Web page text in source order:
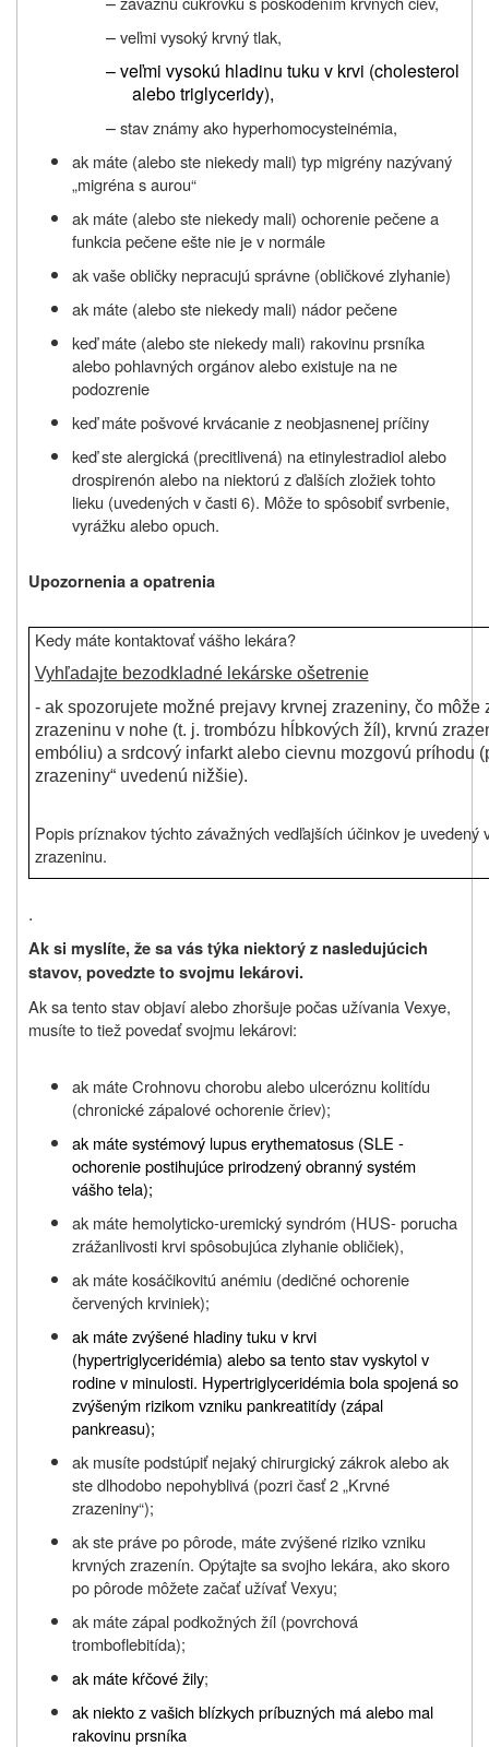
–veľmi vysoký krvný tlak,
–veľmi vysokú hladinu tuku v krvi (cholesterol
alebo triglyceridy),
–stav známy ako hyperhomocysteinémia,
ak máte (alebo ste niekedy mali) typ migrény nazývaný
„migréna s aurou“
ak máte (alebo ste niekedy mali) ochorenie pečene a
funkcia pečene ešte nie je v normále
ak vaše obličky nepracujú správne (obličkové zlyhanie)
ak máte (alebo ste niekedy mali) nádor pečene
keď máte (alebo ste niekedy mali) rakovinu prsníka
alebo pohlavných orgánov alebo existuje na ne
podozrenie
keď máte pošvové krvácanie z neobjasnenej príčiny
keď ste alergická (precitlivená) na etinylestradiol alebo
drospirenón alebo na niektorú z ďalších zložiek tohto
lieku (uvedených v časti 6). Môže to spôsobiť svrbenie,
vyrážku alebo opuch.
Upozornenia a opatrenia
Kedy máte kontaktovať vášho lekára?
Vyhľadajte bezodkladné lekárske ošetrenie
- ak spozorujete možné prejavy krvnej zrazeniny, čo môže
zrazeninu v nohe (t. j. trombózu hĺbkových žíl), krvnú
embóliu) a srdcový infarkt alebo cievnu mozgovú príhodu
zrazeniny“ uvedenú nižšie).
Popis príznakov týchto závažných vedľajších účinkov je uvedený
zrazeninu.
.
Ak si myslíte, že sa vás týka niektorý z nasledujúcich
stavov, povedzte to svojmu lekárovi.
Ak sa tento stav objaví alebo zhoršuje počas užívania Vexye,
musíte to tiež povedať svojmu lekárovi:
ak máte Crohnovu chorobu alebo ulceróznu kolitídu
(chronické zápalové ochorenie čriev);
ak máte systémový lupus erythematosus (SLE -
ochorenie postihujúce prirodzený obranný systém
vášho tela);
ak máte hemolyticko-uremický syndróm (HUS- porucha
zrážanlivosti krvi spôsobujúca zlyhanie obličiek),
ak máte kosáčikovitú anémiu (dedičné ochorenie
červených krviniek);
ak máte zvýšené hladiny tuku v krvi
(hypertriglyceridémia) alebo sa tento stav vyskytol v
rodine v minulosti. Hypertriglyceridémia bola spojená so
zvýšeným rizikom vzniku pankreatitídy (zápal
pankreasu);
ak musíte podstúpiť nejaký chirurgický zákrok alebo ak
ste dlhodobo nepohyblivá (pozri časť 2 „Krvné
zrazeniny“);
ak ste práve po pôrode, máte zvýšené riziko vzniku
krvných zrazenín. Opýtajte sa svojho lekára, ako skoro
po pôrode môžete začať užívať Vexyu;
ak máte zápal podkožných žíl (povrchová
tromboflebitída);
ak máte kŕčové žily;
ak niekto z vašich blízkych príbuzných má alebo mal
rakovinu prsníka